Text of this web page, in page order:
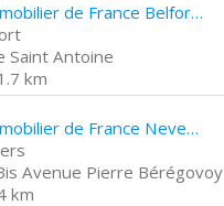
Crédit Immobilier de France Belfort Rue Saint Antoine
Saint Antoine
km
Crédit Immobilier de France Nevers 20Bis Avenue Pierre Bérégovoy
Avenue Pierre Bérégovoy
km